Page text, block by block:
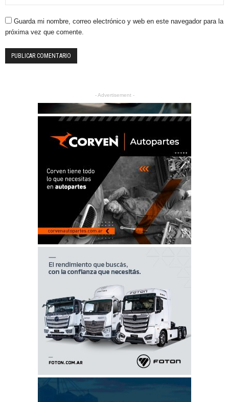
Guarda mi nombre, correo electrónico y web en este navegador para la
próxima vez que comente.
- Advertisement -